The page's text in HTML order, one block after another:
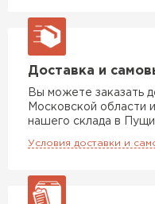
Доставка и
Вы можете заказать
Московской области
нашего склада в
Условия доставки и